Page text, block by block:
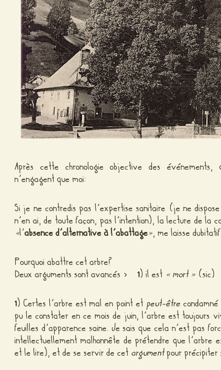
Après cette chronologie objective des événements,
n’engagent que moi:
Si je ne contredis pas l’expertise sanitaire (je ne
n’en ai, de toute façon, pas l’intention), la lecture de la
«l’absence d’alternative à l’abattage», me laisse
Pourquoi abattre cet arbre?
Deux arguments sont avancés > 1) il est « mort »
1) Certes l’arbre est mal en point et peut-être
pu le constater en ce mois de juin, l’arbre est toujours
feuilles d’apparence saine. Je sais que cela n’est pas
intellectuellement malhonnête de prétendre que l’arbre
et le lire), et de se servir de cet argumentpour